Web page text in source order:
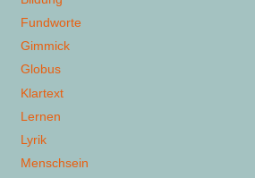
Fundworte
Gimmick
Globus
Klartext
Lernen
Lyrik
Menschsein